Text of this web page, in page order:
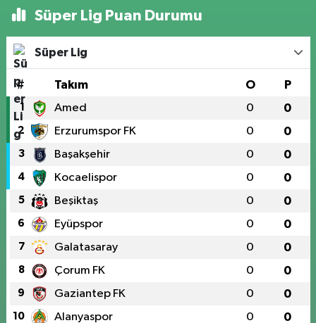
Süper Lig Puan Durumu
Süper Lig
# Takım O P
1 Amed 0 0
2 Erzurumspor FK 0 0
3 Başakşehir 0 0
4 Kocaelispor 0 0
5 Beşiktaş 0 0
6 Eyüpspor 0 0
7 Galatasaray 0 0
8 Çorum FK 0 0
9 Gaziantep FK 0 0
10 Alanyaspor 0 0